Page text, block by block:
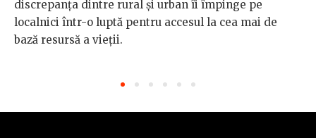
discrepanța dintre rural și urban îi împinge pe
localnici într-o luptă pentru accesul la cea mai de
bază resursă a vieții.